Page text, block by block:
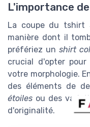
L'importance
La coupe du tshirt
manière dont il
préfériez un shirt
crucial d'opter
votre morphologie.
des éléments de
étoiles ou des
d'originalité.